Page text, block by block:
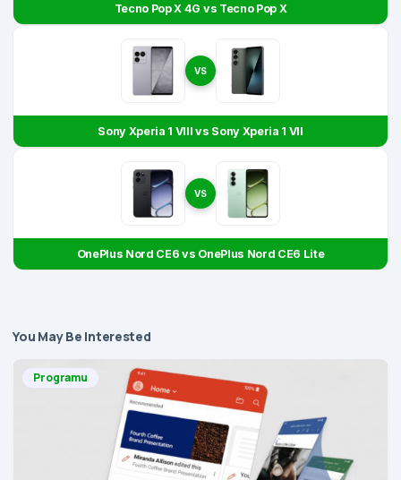
Tecno Pop X 4G vs Tecno Pop X
VS
Sony Xperia 1 VIII vs Sony Xperia 1 VII
VS
OnePlus Nord CE6 vs OnePlus Nord CE6 Lite
You May Be Interested
Programu